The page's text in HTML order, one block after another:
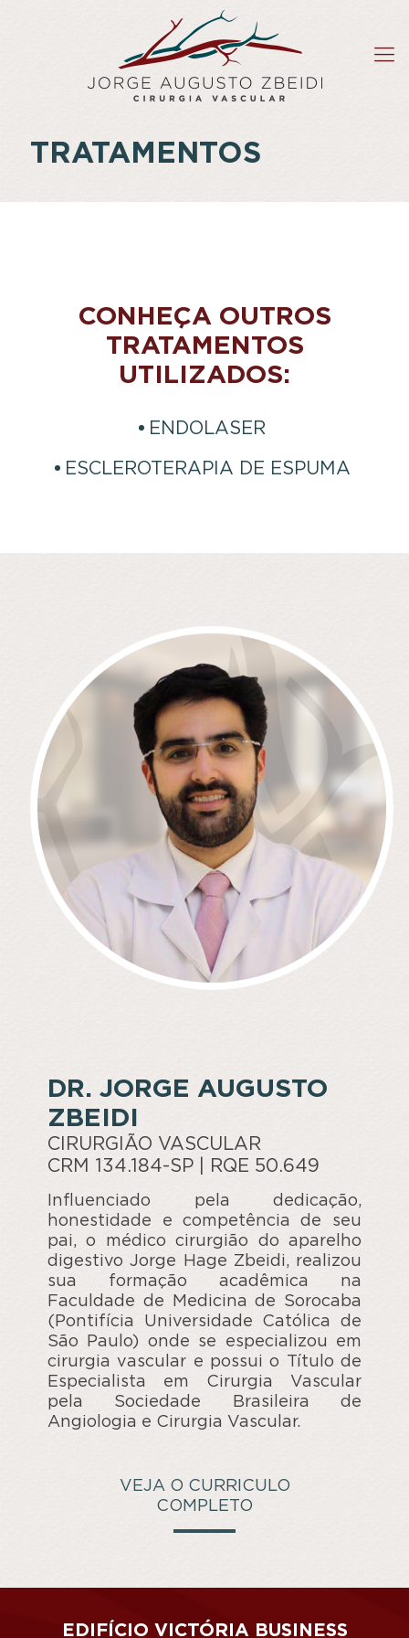
TRATAMENTOS
CONHEÇA OUTROS
TRATAMENTOS
UTILIZADOS:
ENDOLASER
ESCLEROTERAPIA DE ESPUMA
DR. JORGE AUGUSTO
ZBEIDI
CIRURGIÃO VASCULAR
CRM 134.184-SP | RQE 50.649
Influenciado pela dedicação,
honestidade e competência de seu
pai, o médico cirurgião do aparelho
digestivo Jorge Hage Zbeidi, realizou
sua formação acadêmica na
Faculdade de Medicina de Sorocaba
(Pontifícia Universidade Católica de
São Paulo) onde se especializou em
cirurgia vascular e possui o Título de
Especialista em Cirurgia Vascular
pela Sociedade Brasileira de
Angiologia e Cirurgia Vascular.
VEJA O CURRICULO
COMPLETO
EDIFÍCIO VICTÓRIA BUSINESS